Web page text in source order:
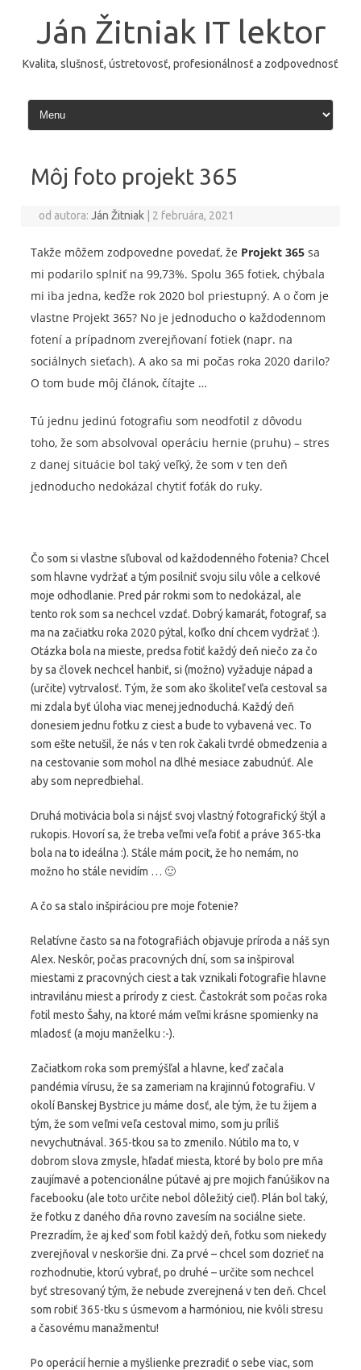
Ján Žitniak IT lektor
Kvalita, slušnosť, ústretovosť, profesionálnosť a zodpovednosť
Môj foto projekt 365
od autora:Ján Žitniak 2 februára, 2021
Takže môžem zodpovedne povedať, že Projekt 365 sa
mi podarilo splniť na 99,73%. Spolu 365 fotiek, chýbala
mi iba jedna, keďže rok 2020 bol priestupný. A o čom je
vlastne Projekt 365? No je jednoducho o každodennom
fotení a prípadnom zverejňovaní fotiek (napr. na
sociálnych sieťach). A ako sa mi počas roka 2020 darilo?
O tom bude môj článok, čítajte …
Tú jednu jedinú fotografiu som neodfotil z dôvodu
toho, že som absolvoval operáciu hernie (pruhu) – stres
z danej situácie bol taký veľký, že som v ten deň
jednoducho nedokázal chytiť foťák do ruky.
Čo som si vlastne sľuboval od každodenného fotenia? Chcel
som hlavne vydržať a tým posilniť svoju silu vôle a celkové
moje odhodlanie. Pred pár rokmi som to nedokázal, ale
tento rok som sa nechcel vzdať. Dobrý kamarát, fotograf, sa
ma na začiatku roka 2020 pýtal, koľko dní chcem vydržať :).
Otázka bola na mieste, predsa fotiť každý deň niečo za čo
by sa človek nechcel hanbiť, si (možno) vyžaduje nápad a
(určite) vytrvalosť. Tým, že som ako školiteľ veľa cestoval sa
mi zdala byť úloha viac menej jednoduchá. Každý deň
donesiem jednu fotku z ciest a bude to vybavená vec. To
som ešte netušil, že nás v ten rok čakali tvrdé obmedzenia a
na cestovanie som mohol na dlhé mesiace zabudnúť. Ale
aby som nepredbiehal.
Druhá motivácia bola si nájsť svoj vlastný fotografický štýl a
rukopis. Hovorí sa, že treba veľmi veľa fotiť a práve 365-tka
bola na to ideálna :). Stále mám pocit, že ho nemám, no
možno ho stále nevidím … 🙂
A čo sa stalo inšpiráciou pre moje fotenie?
Relatívne často sa na fotografiách objavuje príroda a náš syn
Alex. Neskôr, počas pracovných dní, som sa inšpiroval
miestami z pracovných ciest a tak vznikali fotografie hlavne
intravilánu miest a prírody z ciest. Častokrát som počas roka
fotil mesto Šahy, na ktoré mám veľmi krásne spomienky na
mladosť (a moju manželku :-).
Začiatkom roka som premýšľal a hlavne, keď začala
pandémia vírusu, že sa zameriam na krajinnú fotografiu. V
okolí Banskej Bystrice ju máme dosť, ale tým, že tu žijem a
tým, že som veľmi veľa cestoval mimo, som ju príliš
nevychutnával. 365-tkou sa to zmenilo. Nútilo ma to, v
dobrom slova zmysle, hľadať miesta, ktoré by bolo pre mňa
zaujímavé a potencionálne pútavé aj pre mojich fanúšikov na
facebooku (ale toto určite nebol dôležitý cieľ). Plán bol taký,
že fotku z daného dňa rovno zavesím na sociálne siete.
Prezradím, že aj keď som fotil každý deň, fotku som niekedy
zverejňoval v neskoršie dni. Za prvé – chcel som dozrieť na
rozhodnutie, ktorú vybrať, po druhé – určite som nechcel
byť stresovaný tým, že nebude zverejnená v ten deň. Chcel
som robiť 365-tku s úsmevom a harmóniou, nie kvôli stresu
a časovému manažmentu!
Po operácií hernie a myšlienke prezradiť o sebe viac, som